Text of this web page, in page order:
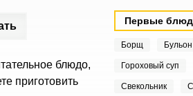
блюдо,
приготовить
Первые
Борщ Бульон
Гороховый суп
Свекольник